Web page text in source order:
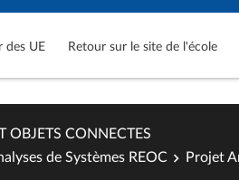
des UE Retour sur le site de l'école
OBJETS CONNECTES
de Systèmes REOC Projet